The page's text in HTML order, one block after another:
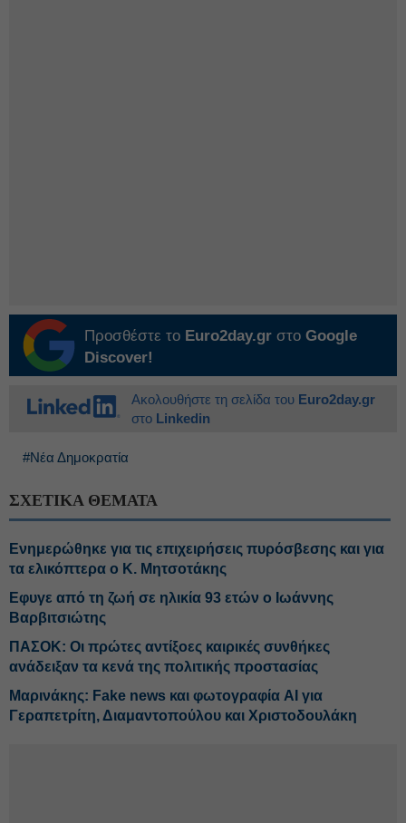
Προσθέστε το Euro2day.gr στο Google
Discover!
Ακολουθήστε τη σελίδα του Euro2day.gr
στο Linkedin
#Νέα Δημοκρατία
ΣΧΕΤΙΚΑ ΘΕΜΑΤΑ
Ενημερώθηκε για τις επιχειρήσεις πυρόσβεσης και για
τα ελικόπτερα ο Κ. Μητσοτάκης
Εφυγε από τη ζωή σε ηλικία 93 ετών ο Ιωάννης
Βαρβιτσιώτης
ΠΑΣΟΚ: Οι πρώτες αντίξοες καιρικές συνθήκες
ανάδειξαν τα κενά της πολιτικής προστασίας
Μαρινάκης: Fake news και φωτογραφία AI για
Γεραπετρίτη, Διαμαντοπούλου και Χριστοδουλάκη